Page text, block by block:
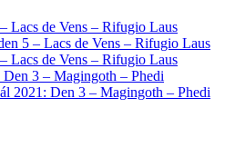
Lacs de Vens – Rifugio Laus
5 – Lacs de Vens – Rifugio Laus
Lacs de Vens – Rifugio Laus
3 – Magingoth – Phedi
2021: Den 3 – Magingoth – Phedi